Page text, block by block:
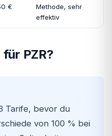
€
Methode, sehr
effektiv
PZR?
Tarife, bevor du
von 100 % bei